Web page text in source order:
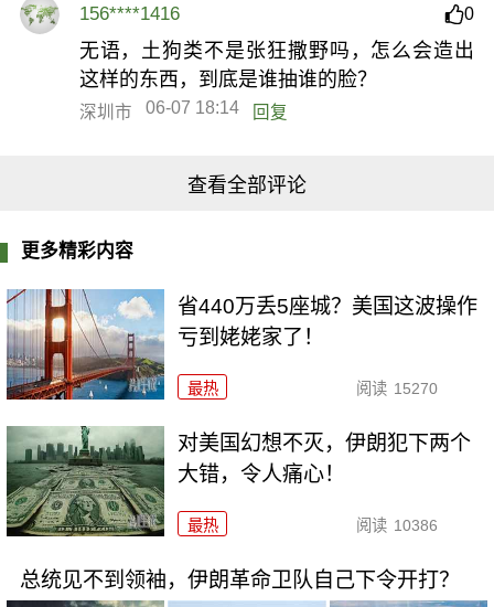
156****1416 0
无语，土狗类不是张狂撒野吗，怎么会造出
这样的东西，到底是谁抽谁的脸？
深圳市 06-07 18:14 回复
查看全部评论
更多精彩内容
省440万丢5座城？美国这波操作
亏到姥姥家了！
最热 阅读 15270
对美国幻想不灭，伊朗犯下两个
大错，令人痛心！
最热 阅读 10386
总统见不到领袖，伊朗革命卫队自己下令开打？